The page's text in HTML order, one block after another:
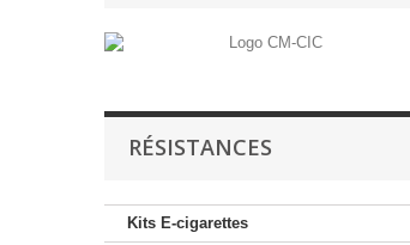
RÉSISTANCES
Kits E-cigarettes